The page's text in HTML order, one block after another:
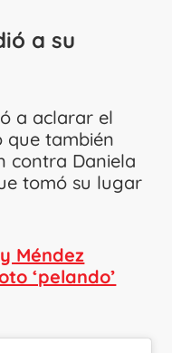
a su
a aclarar el
que también
contra Daniela
tomó su lugar
Méndez
‘pelando’